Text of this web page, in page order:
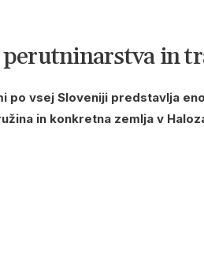
in
vsej Sloveniji predstavlja
in konkretna zemlja v